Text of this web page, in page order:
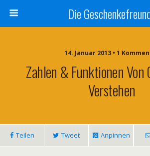
Die
14. Januar 2013 • 1
Zahlen & Funktionen Von
Verstehen
Teilen Tweet Anpinnen